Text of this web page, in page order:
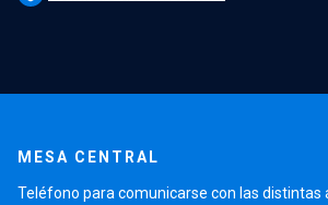
MESA CENTRAL
Teléfono para comunicarse con las distintas